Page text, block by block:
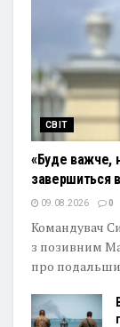
СВІТ
«Буде важче,
завершиться
09.08.2026 0
Командувач
з позивним
про